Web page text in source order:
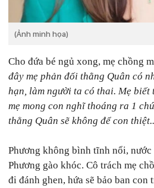
(Ảnh minh họa)
Cho đứa bé ngủ xong, mẹ chồng
đây mẹ phản đối thằng Quân có
hạn, làm người ta có thai. Mẹ biết
mẹ mong con nghĩ thoáng ra 1
thằng Quân sẽ không để con
Phương không bình tĩnh nổi,
Phương gào khóc. Cô trách mẹ
đi đánh ghen, hứa sẽ bảo ban